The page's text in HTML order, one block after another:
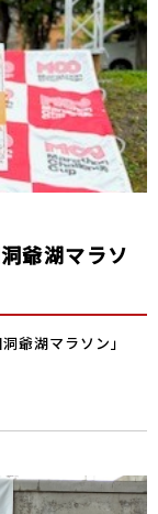
爺湖マラソ
爺湖マラソン」